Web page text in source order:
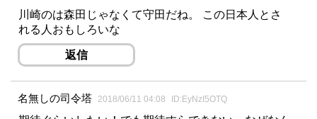
川崎のは森田じゃなくて守田だね。 この日本人とさ
れる人おもしろいな
返信
名無しの司令塔 2018/06/11 04:08 ID:EyNzI5OTQ